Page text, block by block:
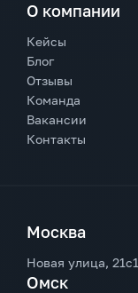
О компании
Кейсы
Блог
Отзывы
Команда
Вакансии
Контакты
Москва
Новая улица, 21с1
Омск